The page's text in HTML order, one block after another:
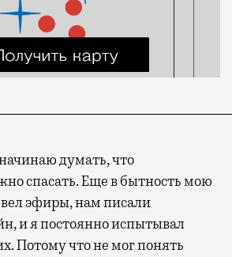
думать, что
спасать. Еще в бытность мою
вел эфиры, нам писали
и я постоянно испытывал
Потому что не мог понять